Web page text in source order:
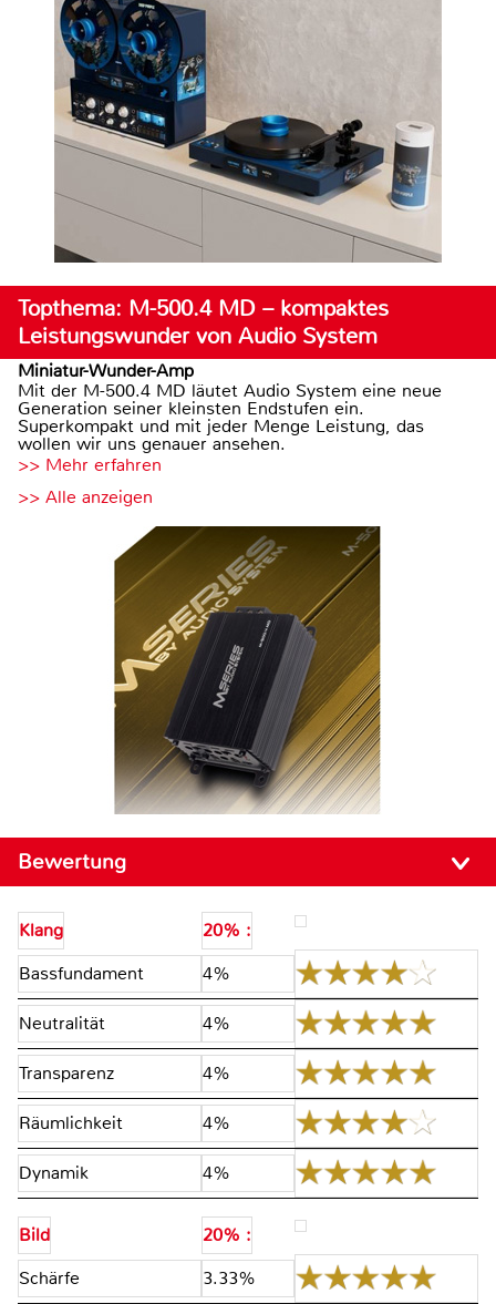
Topthema: M-500.4 MD – kompaktes
Leistungswunder von Audio System
Miniatur-Wunder-Amp
Mit der M-500.4 MD läutet Audio System eine neue
Generation seiner kleinsten Endstufen ein.
Superkompakt und mit jeder Menge Leistung, das
wollen wir uns genauer ansehen.
>> Mehr erfahren
>> Alle anzeigen
Bewertung
Klang
20% :
Bassfundament
4%
Neutralität 4%
Transparenz 4%
Räumlichkeit 4%
Dynamik 4%
Bild
20% :
Schärfe
3.33%